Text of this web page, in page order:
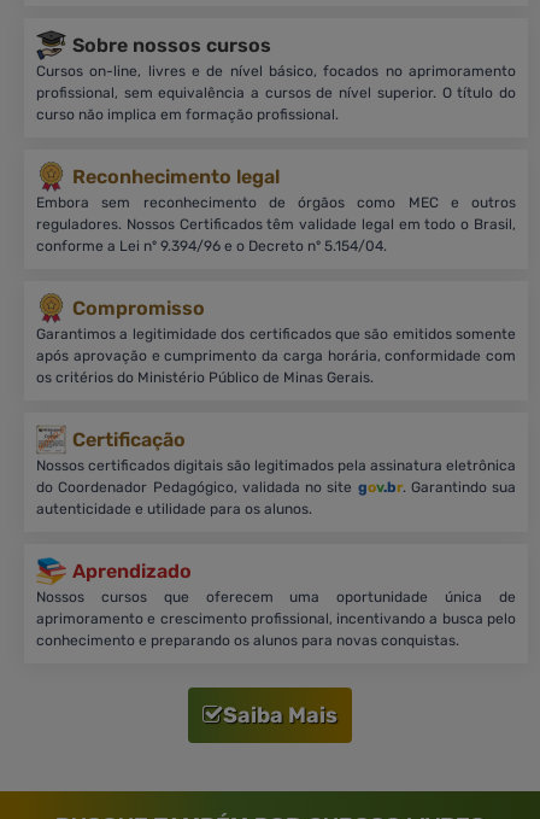
Sobre nossos cursos
Cursos on-line, livres e de nível básico, focados no aprimoramento
profissional, sem equivalência a cursos de nível superior. O título do
curso não implica em formação profissional.
Reconhecimento legal
Embora sem reconhecimento de órgãos como MEC e outros
reguladores. Nossos Certificados têm validade legal em todo o Brasil,
conforme a Lei nº 9.394/96 e o Decreto nº 5.154/04.
Compromisso
Garantimos a legitimidade dos certificados que são emitidos somente
após aprovação e cumprimento da carga horária, conformidade com
os critérios do Ministério Público de Minas Gerais.
Certificação
Nossos certificados digitais são legitimados pela assinatura eletrônica
do Coordenador Pedagógico, validada no site gov.br. Garantindo sua
autenticidade e utilidade para os alunos.
Aprendizado
Nossos cursos que oferecem uma oportunidade única de
aprimoramento e crescimento profissional, incentivando a busca pelo
conhecimento e preparando os alunos para novas conquistas.
Saiba Mais